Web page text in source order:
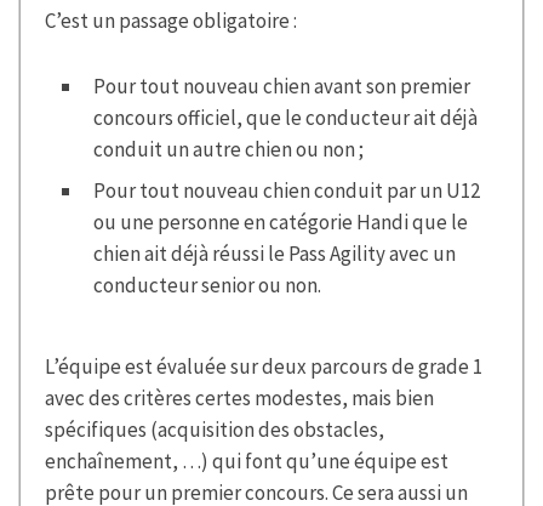
C’est un passage obligatoire :
Pour tout nouveau chien avant son premier
concours officiel, que le conducteur ait déjà
conduit un autre chien ou non ;
Pour tout nouveau chien conduit par un U12
ou une personne en catégorie Handi que le
chien ait déjà réussi le Pass Agility avec un
conducteur senior ou non.
L’équipe est évaluée sur deux parcours de grade 1
avec des critères certes modestes, mais bien
spécifiques (acquisition des obstacles,
enchaînement, …) qui font qu’une équipe est
prête pour un premier concours. Ce sera aussi un